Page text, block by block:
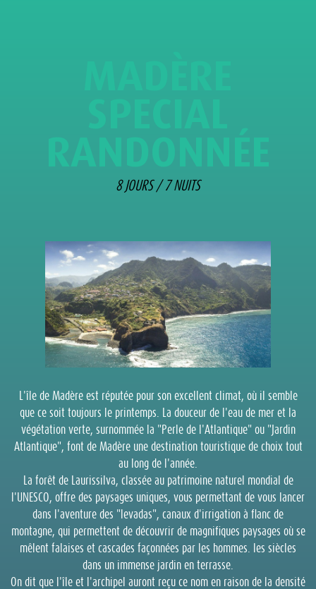
RANDONNÉE
8 JOURS / 7 NUITS
L'île de Madère est réputée pour son excellent climat, où il semble
que ce soit toujours le printemps. La douceur de l'eau de mer et la
végétation verte, surnommée la "Perle de l'Atlantique" ou "Jardin
Atlantique", font de Madère une destination touristique de choix tout
au long de l'année.
La forêt de Laurissilva, classée au patrimoine naturel mondial de
l'UNESCO, offre des paysages uniques, vous permettant de vous lancer
dans l'aventure des "levadas", canaux d'irrigation à flanc de
montagne, qui permettent de découvrir de magnifiques paysages où se
mêlent falaises et cascades façonnées par les hommes. les siècles
dans un immense jardin en terrasse.
On dit que l'île et l'archipel auront reçu ce nom en raison de la densité